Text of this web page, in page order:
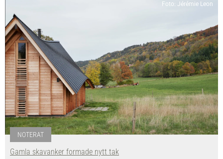
Foto: Jérémie Leon
NOTERAT
Gamla skavanker formade nytt tak